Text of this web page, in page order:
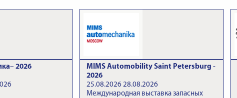
2026
MIMS Automobility Saint Petersburg -
2026
25.08.2026 28.08.2026
Международная выставка запасных